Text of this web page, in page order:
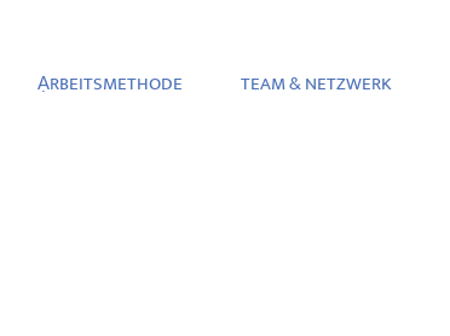
ẠRBEITSMETHODE TEAM & NETZWERK